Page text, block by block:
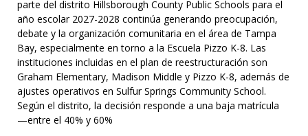
parte del distrito Hillsborough County Public Schools para el
año escolar 2027-2028 continúa generando preocupación,
debate y la organización comunitaria en el área de Tampa
Bay, especialmente en torno a la Escuela Pizzo K-8. Las
instituciones incluidas en el plan de reestructuración son
Graham Elementary, Madison Middle y Pizzo K-8, además de
ajustes operativos en Sulfur Springs Community School.
Según el distrito, la decisión responde a una baja matrícula
—entre el 40% y 60%